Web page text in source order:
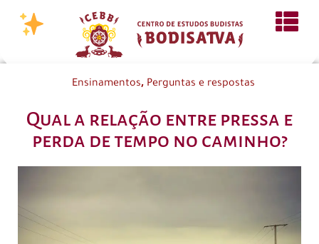
Ensinamentos, Perguntas e respostas
Qual a relação entre pressa e
perda de tempo no caminho?